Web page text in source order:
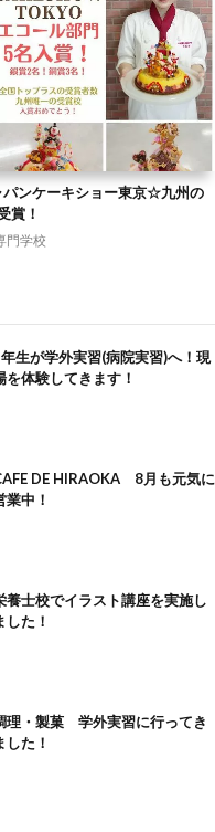
パンケーキショー東京☆九州の
賞！
門学校
生が学外実習(病院実習)へ！現
を体験してきます！
DE HIRAOKA 8月も元気に
業中！
養士校でイラスト講座を実施し
した！
理・製菓 学外実習に行ってき
した！